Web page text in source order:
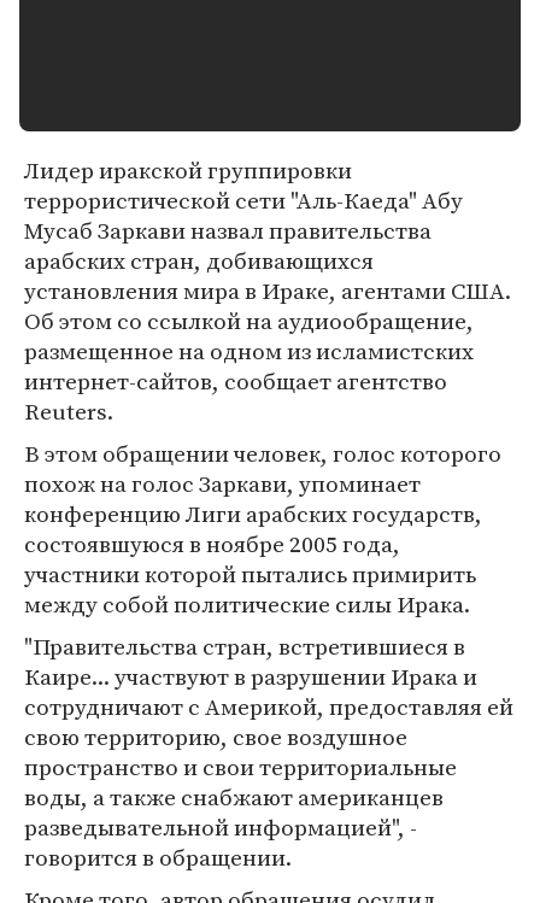
Лидер иракской группировки
террористической сети "Аль-Каеда" Абу
Мусаб Заркави назвал правительства
арабских стран, добивающихся
установления мира в Ираке, агентами США.
Об этом со ссылкой на аудиообращение,
размещенное на одном из исламистских
интернет-сайтов, сообщает агентство
Reuters.
В этом обращении человек, голос которого
похож на голос Заркави, упоминает
конференцию Лиги арабских государств,
состоявшуюся в ноябре 2005 года,
участники которой пытались примирить
между собой политические силы Ирака.
"Правительства стран, встретившиеся в
Каире... участвуют в разрушении Ирака и
сотрудничают с Америкой, предоставляя ей
свою территорию, свое воздушное
пространство и свои территориальные
воды, а также снабжают американцев
разведывательной информацией", -
говорится в обращении.